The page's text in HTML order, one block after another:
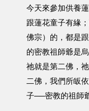
今天來參加供養
跟蓮花童子有緣
佛宗）的，都是
的密教祖師爺是
祂就是第二佛，
二佛，我們所皈
子──密教的祖師